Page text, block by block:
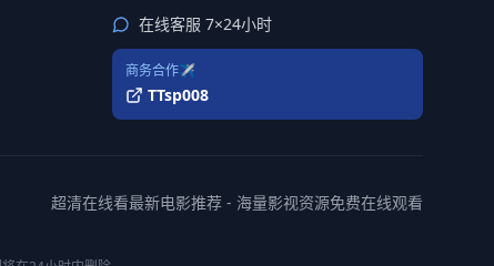
在线客服 7×24小时
商务合作✈️
TTsp008
超清在线看最新电影推荐 - 海量影视资源免费在线观看